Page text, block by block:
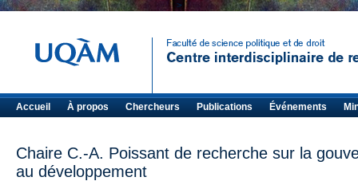
>
Accueil À propos Chercheurs Publications Événements
Chaire C.-A. Poissant de recherche sur la
au développement